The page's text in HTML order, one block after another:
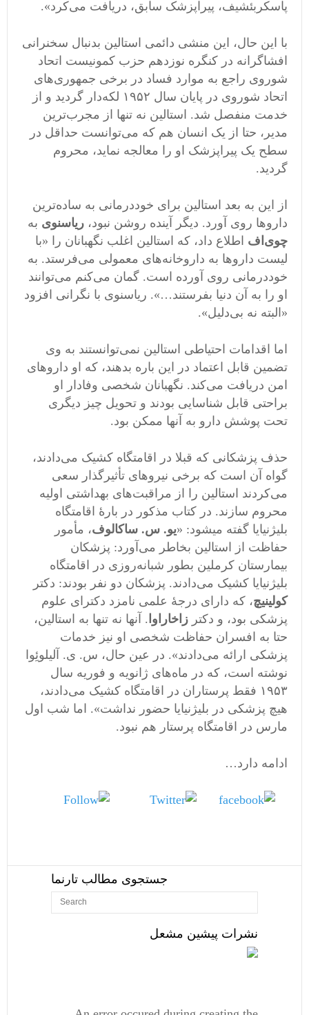
پاسکربئشیف، پیراپزشک سابق، دریافت می‌کرد».
با این حال، این منشی دائمی استالین بدنبال سخنرانی
افشاگرانه در کنگره نوزدهم حزب کمونیست اتحاد
شوروی راجع به موارد فساد در برخی جمهوری‌های
اتحاد شوروی در پایان سال ١٩۵٢ لکه‌دار گردید و از
خدمت منفصل شد. استالین نه تنها از مجرب‌ترین
مدیر، حتا از یک انسان هم که می‌توانست حداقل در
سطح یک پیراپزشک او را معالجه نماید، محروم
گردید.
از این به بعد استالین برای خوددرمانی به ساده‌ترین
داروها روی آورد. دیگر آینده روشن نبود، ریاسنوی به
چوی‌اف اطلاع داد، که استالین اغلب نگهبانان را «با
لیست داروها به داروخانه‌های معمولی می‌فرستد. به
خوددرمانی روی آورده است. گمان می‌کنم می‌توانند
او را به آن دنیا بفرستند…». ریاسنوی با نگرانی افزود
«البته نه بی‌دلیل».
اما اقدامات احتیاطی استالین نمی‌توانستند به وی
تضمین قابل اعتماد در این باره بدهند، که او داروهای
امن دریافت می‌کند. نگهبانان شخصی وفادار او
براحتی قابل شناسایی بودند و تحویل چیز دیگری
تحت پوشش دارو به آنها ممکن بود.
حذف پزشکانی که قبلا در اقامتگاه کشیک می‌دادند،
گواه آن است که برخی نیروهای تأثیرگذار سعی
می‌کردند استالین را از مراقبت‌های بهداشتی اولیه
محروم سازند. در کتاب مذکور در بارۀ اقامتگاه
بلیژنیایا گفته میشود: «یو. س. ساکالوف، مأمور
حفاظت از استالین بخاطر می‌آورد: پزشکان
بیمارستان کرملین بطور شبانه‌روزی در اقامتگاه
بلیژنیایا کشیک می‌دادند. پزشکان دو نفر بودند: دکتر
کولینیچ، که دارای درجۀ علمی نامزد دکترای علوم
پزشکی بود، و دکتر زاخاراوا . آنها نه تنها به استالین،
حتا به افسران حفاظت شخصی او نیز خدمات
پزشکی ارائه می‌دادند». در عین حال، س. ی. آلیلوئِوا
نوشته است، که در ماه‌های ژانویه و فوریه سال
١٩۵٣ فقط پرستاران در اقامتگاه کشیک می‌دادند،
هیچ پزشکی در بلیژنیایا حضور نداشت». اما شب اول
مارس در اقامتگاه پرستار هم نبود.
ادامه دارد…
Follow
جستجوی مطالب تارنما
نشرات پیشین مشعل